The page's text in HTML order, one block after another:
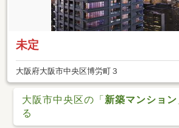
未定
大阪府大阪市中央区博労町３
大阪市中央区の「新築マンション
る